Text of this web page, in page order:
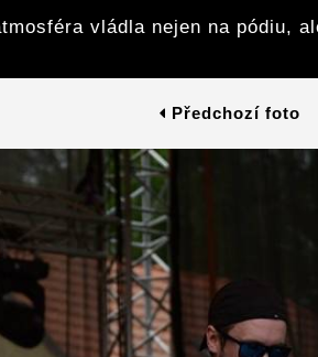
vládla nejen na pódiu,
Předchozí foto